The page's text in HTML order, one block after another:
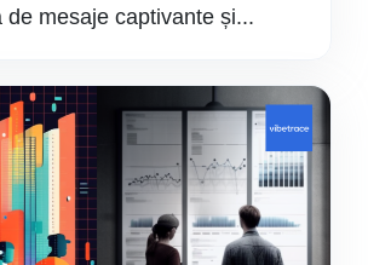
de mesaje captivante și...